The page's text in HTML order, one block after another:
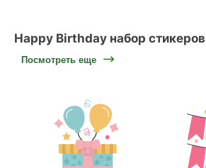
Happy Birthday набор стикеров
Посмотреть еще